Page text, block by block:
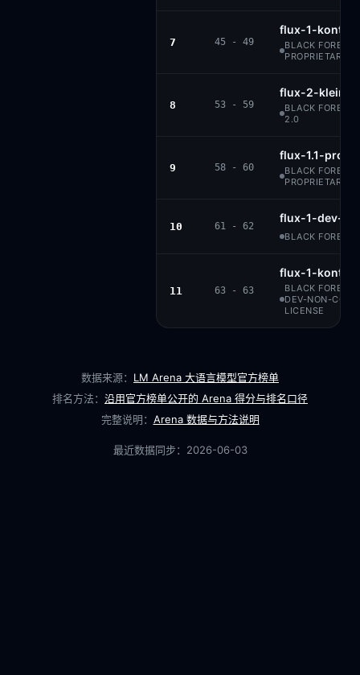
7 45 - 49
flux-1-
BLACK FOREST
PROPRIETARY
8 53 - 59
flux-2-klein-
BLACK FOREST
2.0
9 58 - 60
flux-1.1-pro
BLACK FOREST
PROPRIETARY
10 61 - 62
flux-1-dev-
BLACK FOREST
11 63 - 63
flux-1-
BLACK FOREST
DEV-NON-
LICENSE
数据来源： LM Arena 大语言模型官方榜单
排名方法： 沿用官方榜单公开的 Arena 得分与排名口径
完整说明： Arena 数据与方法说明
最近数据同步： 2026-06-03